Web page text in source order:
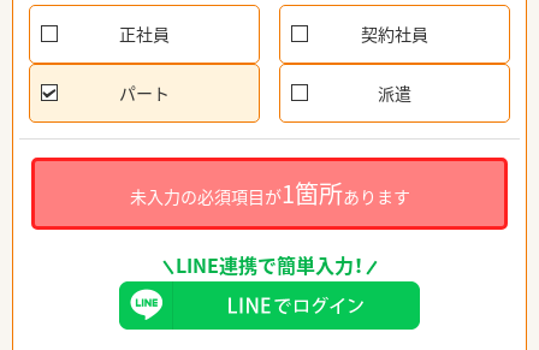
正社員 契約社員
パート 派遣
未入力の必須項目が1箇所あります
LINE連携で簡単入力！